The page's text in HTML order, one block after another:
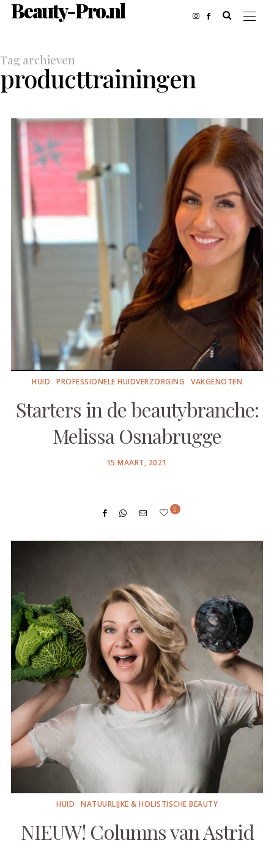
Beauty-Pro.nl
Tag archieven
producttrainingen
HUID PROFESSIONELE HUIDVERZORGING VAKGENOTEN
Starters in de beautybranche:
Melissa Osnabrugge
POSTED
15 MAART, 2021
5
HUID NATUURLIJKE & HOLISTISCHE BEAUTY
NIEUW! Columns van Astrid